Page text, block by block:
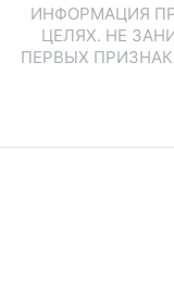
ИНФОРМАЦИЯ
ЦЕЛЯХ. НЕ
ПЕРВЫХ